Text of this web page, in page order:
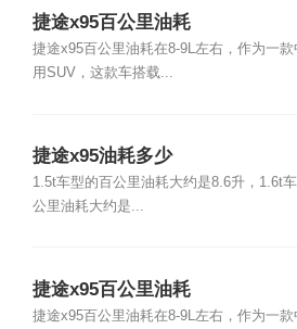
捷途x95百公里油耗
捷途x95百公里油耗在8-9L左右，作为一款
用SUV，这款车搭载...
捷途x95油耗多少
1.5t车型的百公里油耗大约是8.6升，1.6t
公里油耗大约是...
捷途x95百公里油耗
捷途x95百公里油耗在8-9L左右，作为一款